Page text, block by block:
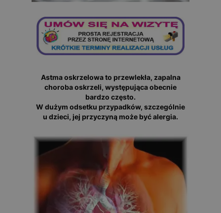
Astma oskrzelowa to przewlekła, zapalna
choroba oskrzeli, występująca obecnie
bardzo często.
W dużym odsetku przypadków, szczególnie
u dzieci, jej przyczyną może być alergia.